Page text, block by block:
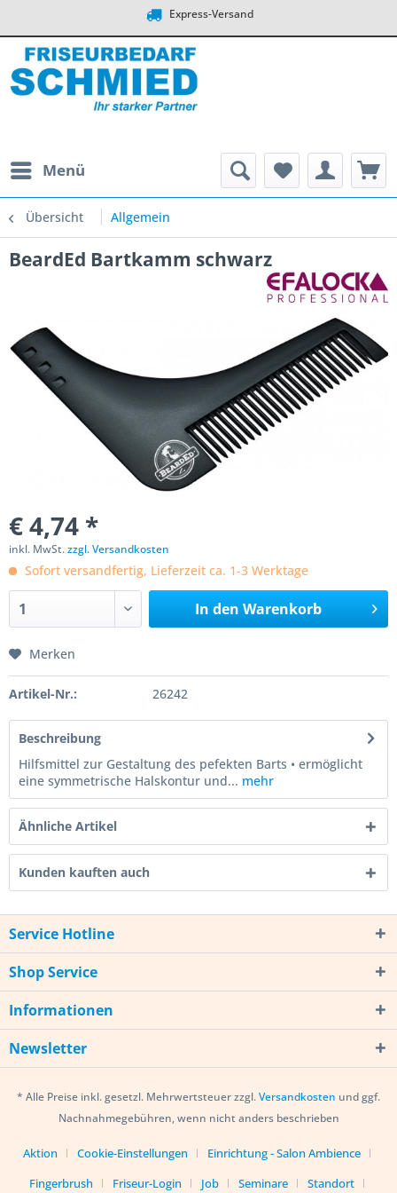
Express-Versand
Menü
Übersicht Allgemein
BeardEd Bartkamm schwarz
€ 4,74 *
inkl. MwSt.zzgl. Versandkosten
Sofort versandfertig, Lieferzeit ca. 1-3 Werktage
In den Warenkorb
Merken
Artikel-Nr.: 26242
Beschreibung
Hilfsmittel zur Gestaltung des pefekten Barts • ermöglicht
eine symmetrische Halskontur und... mehr
Ähnliche Artikel
Kunden kauften auch
Service Hotline
Shop Service
Informationen
Newsletter
* Alle Preise inkl. gesetzl. Mehrwertsteuer zzgl.Versandkosten und ggf.
Nachnahmegebühren, wenn nicht anders beschrieben
Aktion Cookie-Einstellungen
Einrichtung - Salon Ambience
Fingerbrush
Friseur-Login Job Seminare Standort